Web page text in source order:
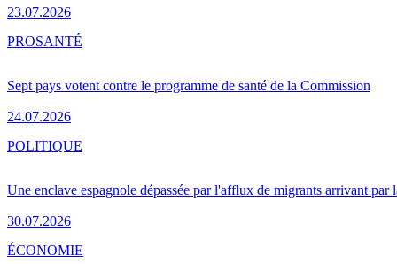
23.07.2026
Sept pays votent contre le programme de santé de la Commission
24.07.2026
PROSANTÉ
Une enclave espagnole dépassée par l'afflux de migrants arrivant par
30.07.2026
POLITIQUE
ÉCONOMIE